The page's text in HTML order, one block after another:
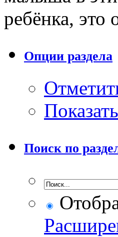
ребёнка, это
Опции раздела
Поиск по